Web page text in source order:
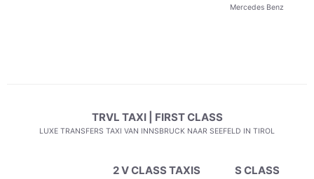
Mercedes Benz
TRVL TAXI | FIRST CLASS
LUXE TRANSFERS TAXI VAN INNSBRUCK NAAR SEEFELD IN TIROL
2 V CLASS TAXIS S CLASS